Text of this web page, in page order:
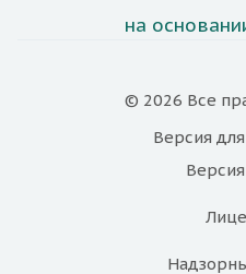
на
© 2026 Все
Версия для